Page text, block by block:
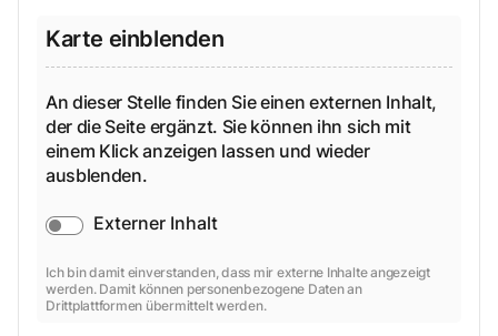
Karte einblenden
An dieser Stelle finden Sie einen externen Inhalt,
der die Seite ergänzt. Sie können ihn sich mit
einem Klick anzeigen lassen und wieder
ausblenden.
Externer Inhalt
Ich bin damit einverstanden, dass mir externe Inhalte angezeigt
werden. Damit können personenbezogene Daten an
Drittplattformen übermittelt werden.